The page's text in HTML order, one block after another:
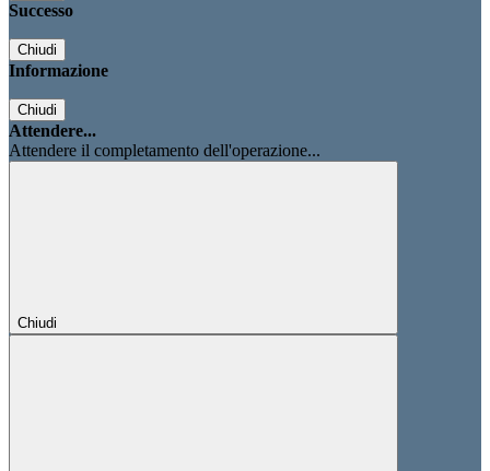
Successo
Chiudi
Informazione
Chiudi
Attendere...
Attendere il completamento dell'operazione...
Chiudi